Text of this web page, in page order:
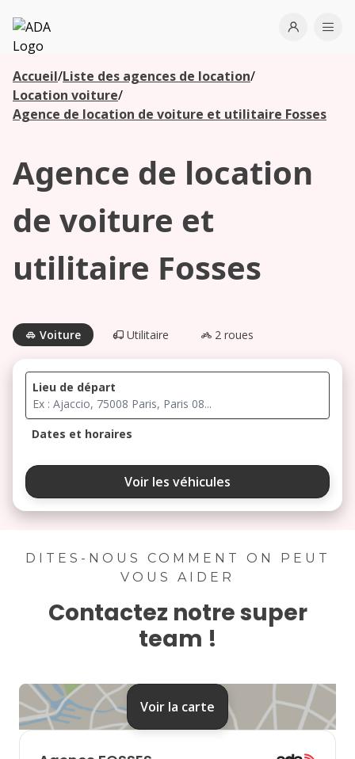
ADA
Open
Accueil/Liste des agences de location/
Location voiture/
Agence de location de voiture et utilitaire Fosses
Agence de location
de voiture et
utilitaire Fosses
Voiture Utilitaire 2 roues
Lieu de départ
Dates et horaires
août 2026
ma me
3 4 5 6 7
17 18 19 20
31
septembre 2026
Voir les véhicules
DITES-NOUS COMMENT ON PEUT
VOUS AIDER
Contactez notre super
team !
Voir la carte
Les
agences à
proximité
Commencez
votre
recherche
agences à
proximité